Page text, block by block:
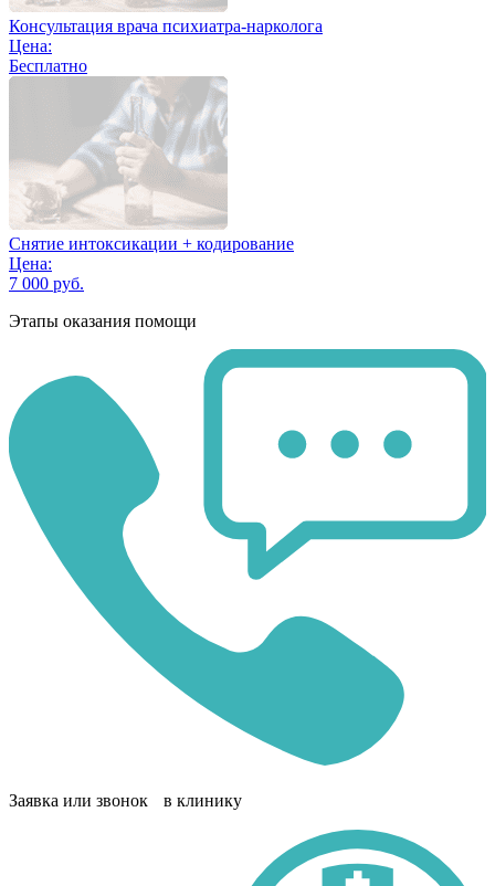
Консультация врача психиатра-нарколога
Цена:
Бесплатно
Снятие интоксикации + кодирование
Цена:
7 000 руб.
Этапы оказания помощи
Заявка или звонок в клинику